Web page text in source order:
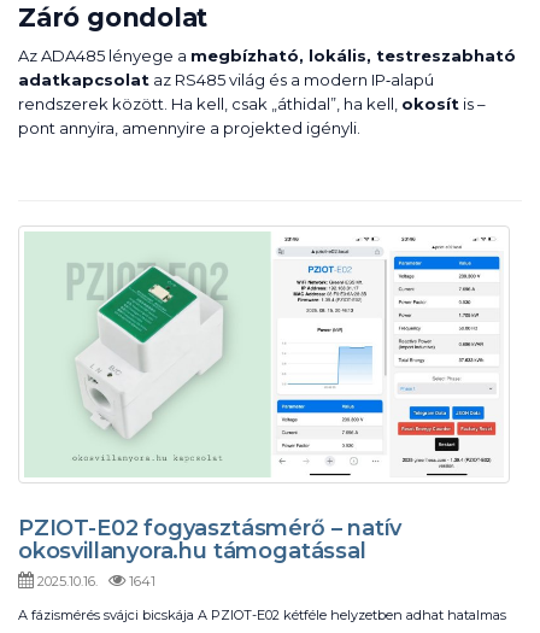
Záró gondolat
Az ADA485 lényege a megbízható, lokális, testreszabható
adatkapcsolat az RS485 világ és a modern IP‑alapú
rendszerek között. Ha kell, csak „áthidal”, ha kell, okosít is –
pont annyira, amennyire a projekted igényli.
PZIOT-E02 fogyasztásmérő – natív
okosvillanyora.hu támogatással
2025.10.16.
1641
A fázismérés svájci bicskája A PZIOT-E02 kétféle helyzetben adhat hatalmas